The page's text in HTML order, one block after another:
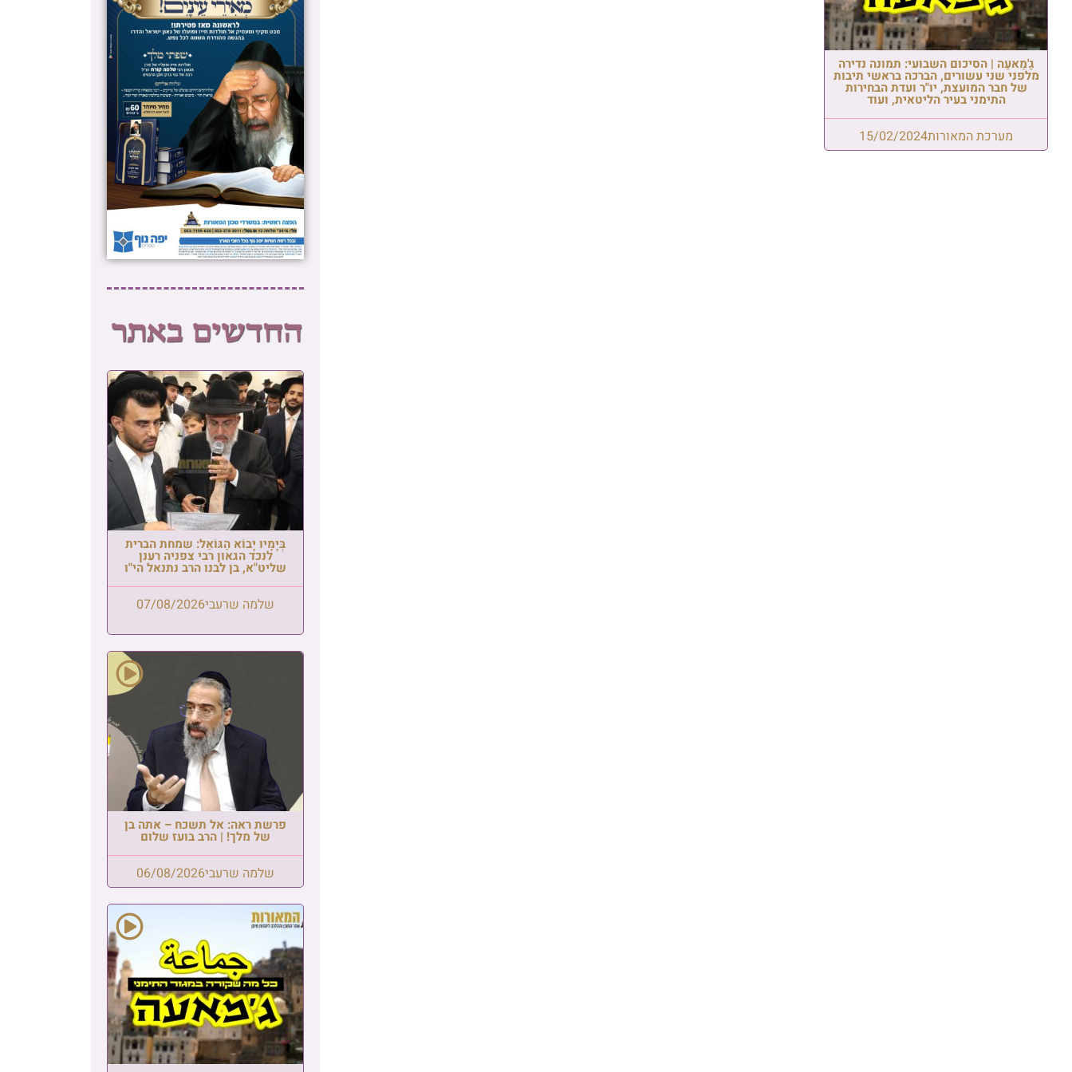
גַ'מַאעַה | הסיכום השבועי: תמונה נדירה
מלפני שני עשורים, הברכה בראשי תיבות
של חבר המועצת, יו"ר ועדת הבחירות
התימני בעיר הליטאית, ועוד
מערכת המאורות15/02/2024
בְּיָמָיו יָבוֹא הַגּוֹאֵל: שמחת הברית
לנכד הגאון רבי צפניה רענן
שליט"א, בן לבנו הרב נתנאל הי"ו
שלמה שרעבי07/08/2026
פרשת ראה: אל תשכח – אתה בן
של מלך! | הרב בועז שלום
שלמה שרעבי06/08/2026